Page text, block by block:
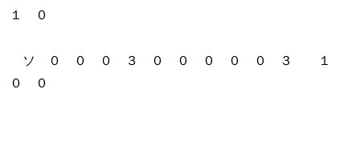
１ ０
ソ ０ ０ ０ ３ ０ ０ ０ ０ ０ ３ １
０ ０